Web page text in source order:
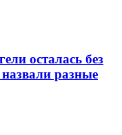
осталась без
разные